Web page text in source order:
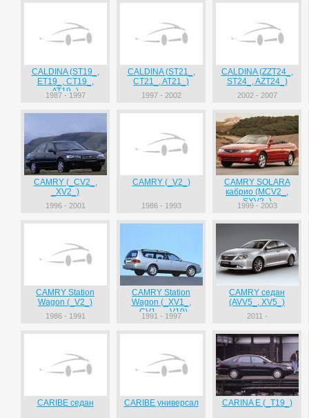
CALDINA (ST19_,
ET19_, CT19_,
AT19_)
1987 - 1997
CALDINA (ST21_,
CT21_, AT21_)
1997 - 2002
CALDINA (ZZT24_,
ST24_, AZT24_)
2002 - 2007
CAMRY (_CV2_,
_XV2_)
1996 - 2001
CAMRY (_V2_)
1986 - 1993
CAMRY SOLARA
кабрио (MCV2_,
SXV2_)
1999 - 2003
CAMRY Station
Wagon (_V2_)
1986 - 1991
CAMRY Station
Wagon (_XV1_,
_CV1_, _V10)
1991 - 1997
CAMRY седан
(AVV5_, XV5_)
2011 -
CARIBE седан CARIBE универсал CARINA E (_T19_)